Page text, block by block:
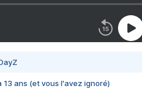
13 ans (et vous l'avez ignoré)